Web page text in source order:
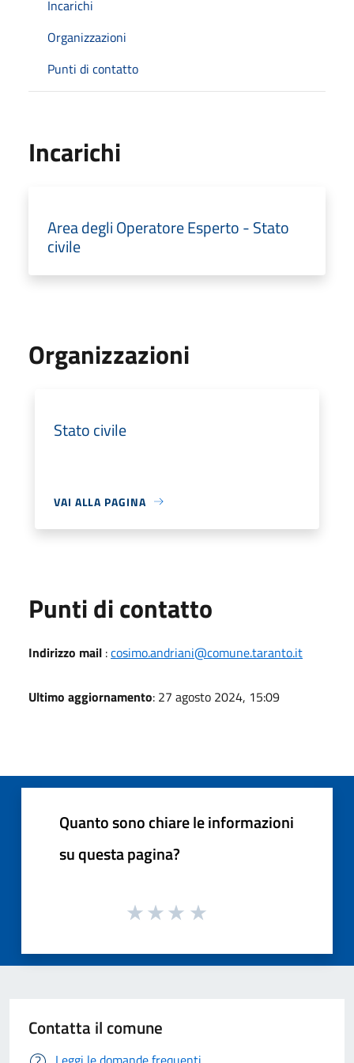
Incarichi
Organizzazioni
Punti di contatto
Incarichi
Area degli Operatore Esperto - Stato
civile
Organizzazioni
Stato civile
VAI ALLA PAGINA
Punti di contatto
Indirizzo mail :cosimo.andriani@comune.taranto.it
Ultimo aggiornamento: 27 agosto 2024, 15:09
Quanto sono chiare le informazioni
su questa pagina?
Contatta il comune